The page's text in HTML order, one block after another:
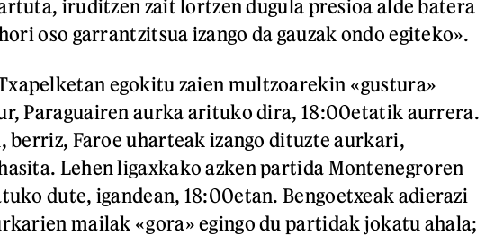
iruditzen zait lortzen dugula presioa alde batera
oso garrantzitsua izango da gauzak ondo egiteko».
egokitu zaien multzoarekin «gustura»
Paraguairen aurka arituko dira, 18:00etatik aurrera.
berriz, Faroe uharteak izango dituzte aurkari,
Lehen ligaxkako azken partida Montenegroren
dute, igandean, 18:00etan. Bengoetxeak adierazi
mailak «gora» egingo du partidak jokatu ahala;